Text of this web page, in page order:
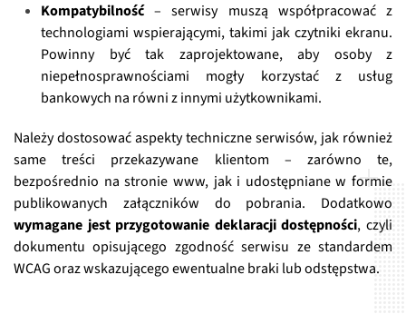
Kompatybilność– serwisy muszą współpracować z
technologiami wspierającymi, takimi jak czytniki ekranu.
Powinny być tak zaprojektowane, aby osoby z
niepełnosprawnościami mogły korzystać z usług
bankowych na równi z innymi użytkownikami.
Należy dostosować aspekty techniczne serwisów, jak również
same treści przekazywane klientom – zarówno te,
bezpośrednio na stronie www, jak i udostępniane w formie
publikowanych załączników do pobrania. Dodatkowo
wymagane jest przygotowanie deklaracji dostępności, czyli
dokumentu opisującego zgodność serwisu ze standardem
WCAG oraz wskazującego ewentualne braki lub odstępstwa.